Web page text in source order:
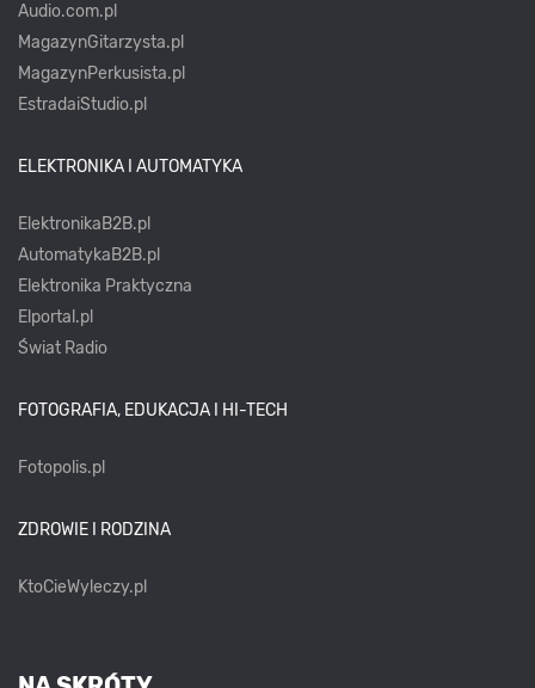
Audio.com.pl
MagazynGitarzysta.pl
MagazynPerkusista.pl
EstradaiStudio.pl
ELEKTRONIKA I AUTOMATYKA
ElektronikaB2B.pl
AutomatykaB2B.pl
Elektronika Praktyczna
Elportal.pl
Świat Radio
FOTOGRAFIA, EDUKACJA I HI-TECH
Fotopolis.pl
ZDROWIE I RODZINA
KtoCieWyleczy.pl